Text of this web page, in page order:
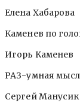
Елена Хабарова
Каменев по
Игорь Каменев
РАЗ-умная
Сергей Манусик